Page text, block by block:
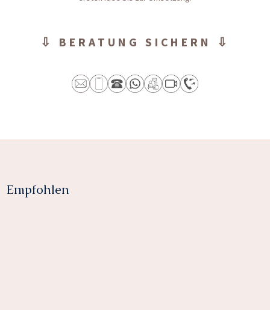
⇩ BERATUNG SICHERN ⇩
Empfohlen